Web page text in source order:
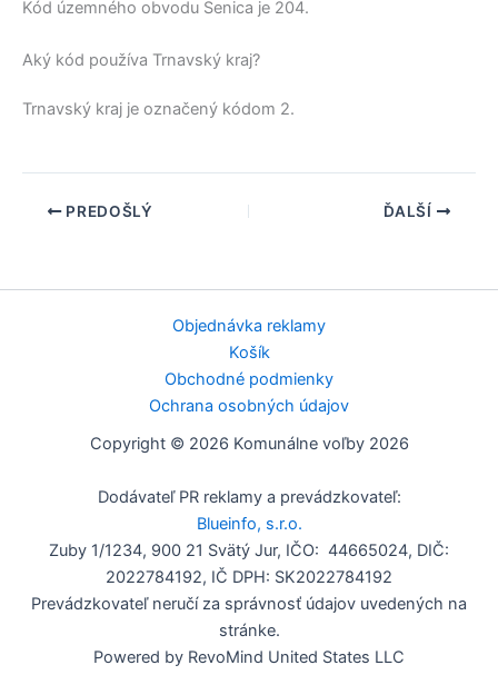
Kód územného obvodu Senica je 204.
Aký kód používa Trnavský kraj?
Trnavský kraj je označený kódom 2.
PREDOŠLÝ ĎALŠÍ
Objednávka reklamy
Košík
Obchodné podmienky
Ochrana osobných údajov
Copyright © 2026 Komunálne voľby 2026
Dodávateľ PR reklamy a prevádzkovateľ:
Blueinfo, s.r.o.
Zuby 1/1234, 900 21 Svätý Jur, IČO: 44665024, DIČ:
2022784192, IČ DPH: SK2022784192
Prevádzkovateľ neručí za správnosť údajov uvedených na
stránke.
Powered by RevoMind United States LLC